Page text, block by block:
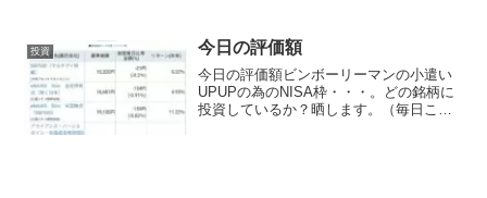
可能！Play to Earn型クイズ...
投資 今日の評価額
今日の評価額ビンボーリーマンの小遣い
UPUPの為のNISA枠・・・。どの銘柄に
投資しているか？晒します。（毎日ここ